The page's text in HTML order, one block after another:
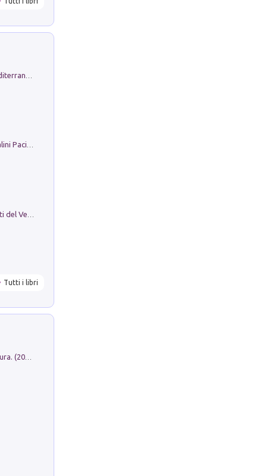
Il Filo Della Pace. Storia di Ezio Bartalini Pacifista
Tutti i libri